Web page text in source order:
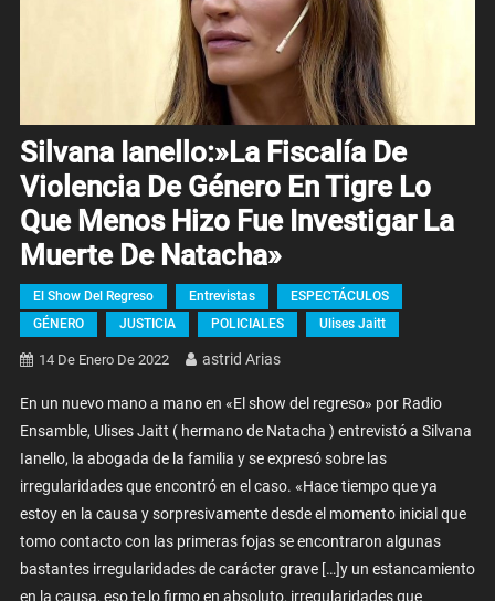
Silvana Ianello:»La Fiscalía De
Violencia De Género En Tigre Lo
Que Menos Hizo Fue Investigar La
Muerte De Natacha»
El Show Del Regreso Entrevistas
ESPECTÁCULOS
GÉNERO
JUSTICIA POLICIALES Ulises Jaitt
14 De Enero De 2022 Astrid Arias
En un nuevo mano a mano en «El show del regreso» por Radio
Ensamble, Ulises Jaitt ( hermano de Natacha ) entrevistó a Silvana
Ianello, la abogada de la familia y se expresó sobre las
irregularidades que encontró en el caso. «Hace tiempo que ya
estoy en la causa y sorpresivamente desde el momento inicial que
tomo contacto con las primeras fojas se encontraron algunas
bastantes irregularidades de carácter grave […]y un estancamiento
en la causa, eso te lo firmo en absoluto, irregularidades que